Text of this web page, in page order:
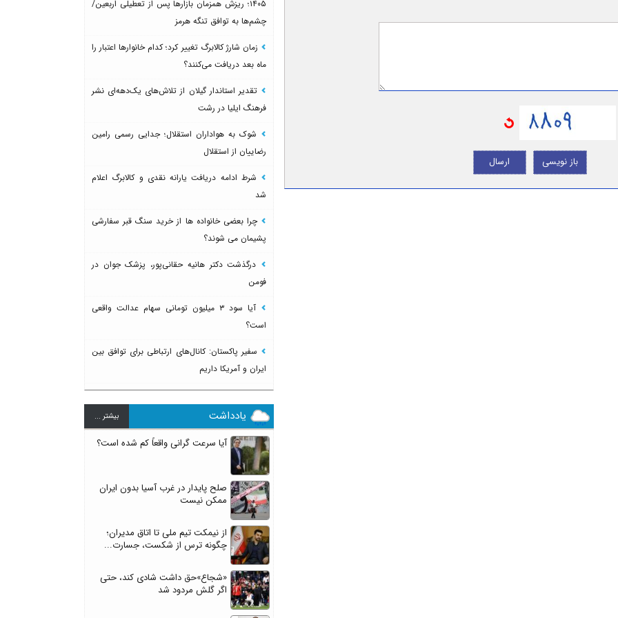
ارسال باز نویسی
۱۴۰۵؛ ریزش همزمان بازارها پس از تعطیلی اربعین/
چشم‌ها به توافق تنگه هرمز
زمان شارژ کالابرگ تغییر کرد؛ کدام خانوارها اعتبار را
ماه بعد دریافت می‌کنند؟
تقدیر استاندار گیلان از تلاش‌های یک‌دهه‌ای نشر
فرهنگ ایلیا در رشت
شوک به هواداران استقلال؛ جدایی رسمی رامین
رضاییان از استقلال
شرط ادامه دریافت یارانه نقدی و کالابرگ اعلام
شد
چرا بعضی خانواده ها از خرید سنگ قبر سفارشی
پشیمان می شوند؟
درگذشت دکتر هانیه حقانی‌پور، پزشک جوان در
فومن
آیا سود ۳ میلیون تومانی سهام عدالت واقعی
است؟
سفیر پاکستان: کانال‌های ارتباطی برای توافق بین
ایران و آمریکا داریم
یادداشت بيشتر ...
آیا سرعت گرانی واقعاً کم شده است؟
صلح پایدار در غرب آسیا بدون ایران
ممکن نیست
از نیمکت تیم ملی تا اتاق مدیران؛
چگونه ترس از شکست، جسارت...
«شجاع»حق داشت شادی کند، حتی
اگر گلش مردود شد